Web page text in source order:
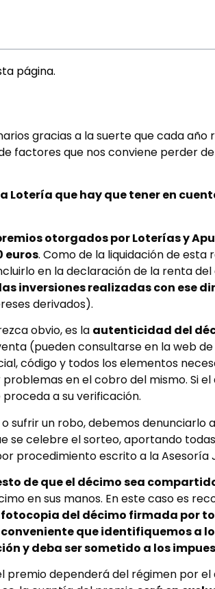
página.
gracias a la suerte que cada
factores que nos conviene perder
Lotería que hay que tener en
otorgados por Loterías y
euros. Como de la liquidación de
en la declaración de la renta
inversiones realizadas con ese
derivados).
obvio, es la autenticidad del
(pueden consultarse en la web de
código y todos los elementos
en el cobro del mismo. Si
a su verificación.
un robo, debemos denunciarlo
se celebre el sorteo, aportando
procedimiento escrito a la Asesoría
de que el décimo sea
en sus manos. En este caso es
del décimo firmada por
que identifiquemos a
y deba ser sometido a los
premio dependerá del régimen por